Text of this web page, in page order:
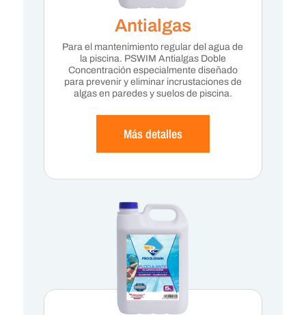
Antialgas
Para el mantenimiento regular del agua de
la piscina. PSWIM Antialgas Doble
Concentración especialmente diseñado
para prevenir y eliminar incrustaciones de
algas en paredes y suelos de piscina.
Más detalles